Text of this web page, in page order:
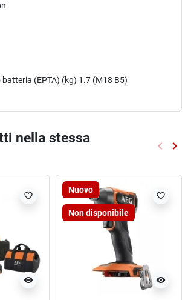
batteria (EPTA) (kg) 1.7 (M18 B5)
nella stessa
keyboard_arrow_left keyboard_arrow_right
visibility
favorite_border
Nuovo
Non disponibile
visibility
favorite_border